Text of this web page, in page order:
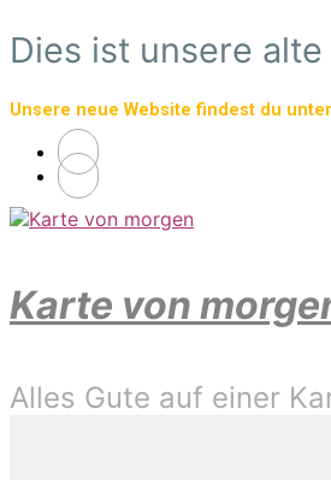
Zum
Hauptinhalt
Dies ist unsere
Unsere neue Website findest du unter
Karte von
Alles Gute auf einer